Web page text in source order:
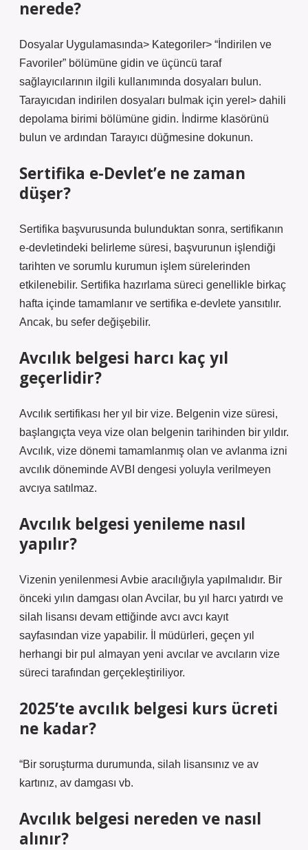
nerede?
Dosyalar Uygulamasında> Kategoriler> “İndirilen ve
Favoriler” bölümüne gidin ve üçüncü taraf
sağlayıcılarının ilgili kullanımında dosyaları bulun.
Tarayıcıdan indirilen dosyaları bulmak için yerel> dahili
depolama birimi bölümüne gidin. İndirme klasörünü
bulun ve ardından Tarayıcı düğmesine dokunun.
Sertifika e-Devlet’e ne zaman
düşer?
Sertifika başvurusunda bulunduktan sonra, sertifikanın
e-devletindeki belirleme süresi, başvurunun işlendiği
tarihten ve sorumlu kurumun işlem sürelerinden
etkilenebilir. Sertifika hazırlama süreci genellikle birkaç
hafta içinde tamamlanır ve sertifika e-devlete yansıtılır.
Ancak, bu sefer değişebilir.
Avcılık belgesi harcı kaç yıl
geçerlidir?
Avcılık sertifikası her yıl bir vize. Belgenin vize süresi,
başlangıçta veya vize olan belgenin tarihinden bir yıldır.
Avcılık, vize dönemi tamamlanmış olan ve avlanma izni
avcılık döneminde AVBI dengesi yoluyla verilmeyen
avcıya satılmaz.
Avcılık belgesi yenileme nasıl
yapılır?
Vizenin yenilenmesi Avbie aracılığıyla yapılmalıdır. Bir
önceki yılın damgası olan Avcilar, bu yıl harcı yatırdı ve
silah lisansı devam ettiğinde avcı avcı kayıt
sayfasından vize yapabilir. İl müdürleri, geçen yıl
herhangi bir pul almayan yeni avcılar ve avcıların vize
süreci tarafından gerçekleştiriliyor.
2025’te avcılık belgesi kurs ücreti
ne kadar?
“Bir soruşturma durumunda, silah lisansınız ve av
kartınız, av damgası vb.
Avcılık belgesi nereden ve nasıl
alınır?